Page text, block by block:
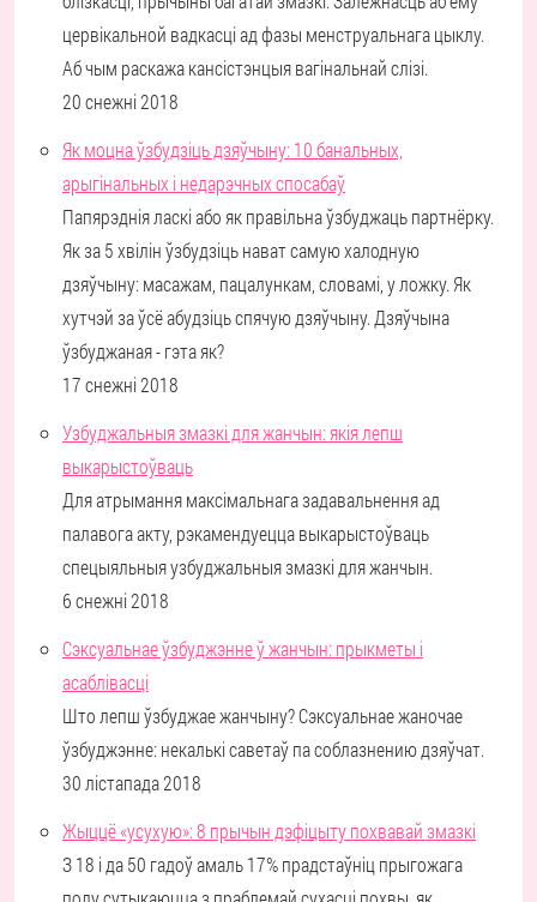
цервікальной вадкасці ад фазы менструальнага цыклу.
Аб чым раскажа кансістэнцыя вагінальнай слізі.
20 снежні 2018
Як моцна ўзбудзіць дзяўчыну: 10 банальных,
арыгінальных і недарэчных спосабаў
Папярэднія ласкі або як правільна ўзбуджаць партнёрку.
Як за 5 хвілін ўзбудзіць нават самую халодную
дзяўчыну: масажам, пацалункам, словамі, у ложку. Як
хутчэй за ўсё абудзіць спячую дзяўчыну. Дзяўчына
ўзбуджаная - гэта як?
17 снежні 2018
Узбуджальныя змазкі для жанчын: якія лепш
выкарыстоўваць
Для атрымання максімальнага задавальнення ад
палавога акту, рэкамендуецца выкарыстоўваць
спецыяльныя узбуджальныя змазкі для жанчын.
6 снежні 2018
Сэксуальнае ўзбуджэнне ў жанчын: прыкметы і
асаблівасці
Што лепш ўзбуджае жанчыну? Сэксуальнае жаночае
ўзбуджэнне: некалькі саветаў па соблазнению дзяўчат.
30 лістапада 2018
Жыццё «усухую»: 8 прычын дэфіцыту похвавай змазкі
З 18 і да 50 гадоў амаль 17% прадстаўніц прыгожага